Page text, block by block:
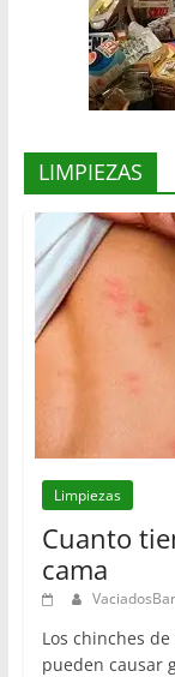
LIMPIEZAS
Limpiezas
Cuanto
cama
Los chinches
pueden causar